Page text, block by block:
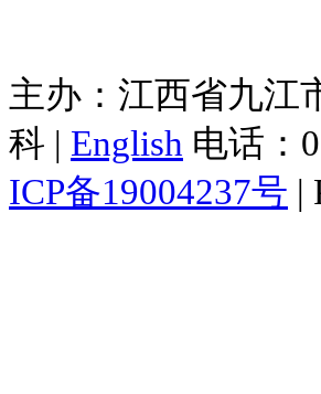
主办：江西省九江
科 | English 电话：
ICP备19004237号 |